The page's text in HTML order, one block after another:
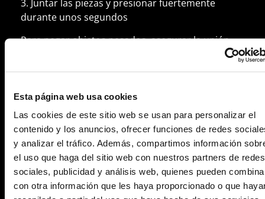
Esta página web usa cookies
Las cookies de este sitio web se usan para personalizar el
contenido y los anuncios, ofrecer funciones de redes
y analizar el tráfico. Además, compartimos información
el uso que haga del sitio web con nuestros partners de redes
sociales, publicidad y análisis web, quienes pueden
con otra información que les haya proporcionado o que
3. Juntar las piezas y presionar fuertemente
durante unos segundos
Para pegar objetos pesados, asegurar la unión
físicamente, mediante cinta o sargentos, hasta
que el adhesivo cure totalmente.
*No esperar más de 3 minutos entre aplicar el
producto y unir las piezas. La máxima resistencia
se alcanza transcurridas 24 horas (puede variar
en función de la porosidad del soporte, el grosor
de la capa de adhesivo aplicada y las condiciones
ambientales)